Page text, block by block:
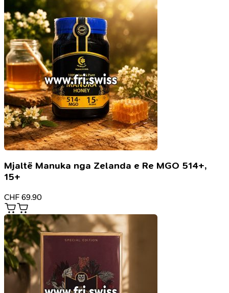
Mjaltë Manuka nga Zelanda e Re MGO 514+,
15+
CHF 69.90